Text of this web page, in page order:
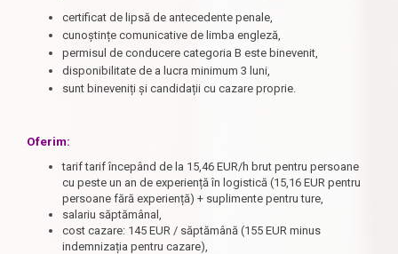
certificat de lipsă de antecedente penale,
cunoștințe comunicative de limba engleză,
permisul de conducere categoria B este binevenit,
disponibilitate de a lucra minimum 3 luni,
sunt bineveniți și candidații cu cazare proprie.
Oferim:
tarif tarif începând de la 15,46 EUR/h brut pentru persoane
cu peste un an de experiență în logistică (15,16 EUR pentru
persoane fără experiență) + suplimente pentru ture,
salariu săptămânal,
cost cazare: 145 EUR / săptămână (155 EUR minus
indemnizația pentru cazare),